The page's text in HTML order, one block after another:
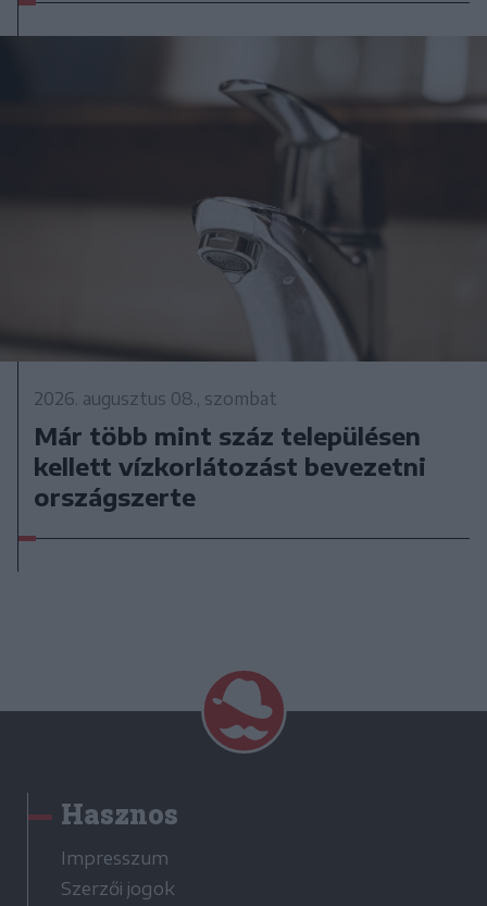
2026. augusztus 08., szombat
Már több mint száz településen
kellett vízkorlátozást bevezetni
országszerte
Hasznos
Impresszum
Szerzői jogok